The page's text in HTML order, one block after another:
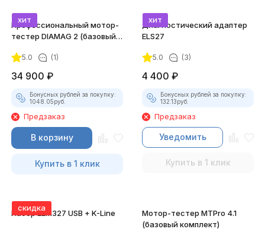
хит
Профессиональный мотор-
тестер DIAMAG 2 (базовый
5.0 (1)
34 900 ₽
Бонусных рублей за покупку:
1048.05руб.
Предзаказ
В корзину
Купить в 1 клик
хит
Диагностический адаптер
ELS27
5.0 (3)
4 400 ₽
Бонусных рублей за покупку:
132.13руб.
Предзаказ
Уведомить
Купить в 1 клик
скидка
Набор ELM327 USB + K-Line
Мотор-тестер MTPro 4.1
(базовый комплект)